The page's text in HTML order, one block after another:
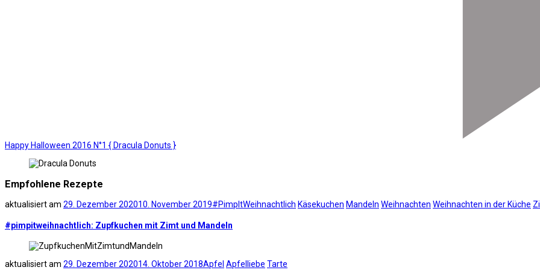
Happy Halloween 2016 N°1 { Dracula Donuts }
Empfohlene Rezepte
aktualisiert am 29. Dezember 202010. November 2019#PimpItWeihnachtlich Käsekuchen Mandeln Weihnachten Weihnachten in der Küche
#pimpitweihnachtlich: Zupfkuchen mit Zimt und Mandeln
aktualisiert am 29. Dezember 202014. Oktober 2018Apfel Apfelliebe Tarte